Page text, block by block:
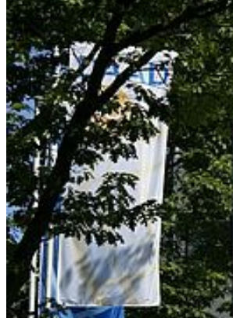
Fakultät für Elektrotechnik und Informatik
Fakultät für Maschinenbau
Fakultät für Wirtschaft
Hochschulkommunikation
Login
Dienstleistungsportal "e-HOST"
Studien- und Prüfungsportal (SuP)
B-ite
Webmailer
Moodle
Zeiterfassung